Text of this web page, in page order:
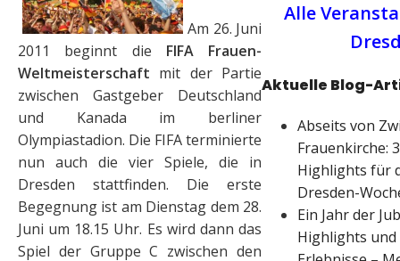
Am 26. Juni
2011 beginnt die FIFA Frauen-
Weltmeisterschaft mit der Partie
zwischen Gastgeber Deutschland
und Kanada im berliner
Olympiastadion. Die FIFA terminierte
nun auch die vier Spiele, die in
Dresden stattfinden. Die erste
Begegnung ist am Dienstag dem 28.
Juni um 18.15 Uhr. Es wird dann das
Spiel der Gruppe C zwischen den
Alle
Aktuelle Blog-
Abseits von
Frauenkirche:
Highlights für
Dresden-
Ein Jahr der
Highlights